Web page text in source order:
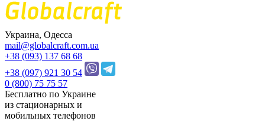
Украина, Одесса
mail@globalcraft.com.ua
+38 (093) 137 68 68
+38 (097) 921 30 54
0 (800) 75 75 57
Бесплатно по Украине
из стационарных и
мобильных телефонов